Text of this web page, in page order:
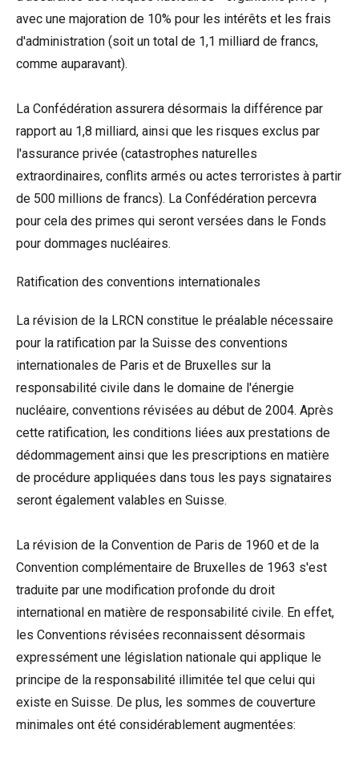
avec une majoration de 10% pour les intérêts et les frais
d'administration (soit un total de 1,1 milliard de francs,
comme auparavant).
La Confédération assurera désormais la différence par
rapport au 1,8 milliard, ainsi que les risques exclus par
l'assurance privée (catastrophes naturelles
extraordinaires, conflits armés ou actes terroristes à partir
de 500 millions de francs). La Confédération percevra
pour cela des primes qui seront versées dans le Fonds
pour dommages nucléaires.
Ratification des conventions internationales
La révision de la LRCN constitue le préalable nécessaire
pour la ratification par la Suisse des conventions
internationales de Paris et de Bruxelles sur la
responsabilité civile dans le domaine de l'énergie
nucléaire, conventions révisées au début de 2004. Après
cette ratification, les conditions liées aux prestations de
dédommagement ainsi que les prescriptions en matière
de procédure appliquées dans tous les pays signataires
seront également valables en Suisse.
La révision de la Convention de Paris de 1960 et de la
Convention complémentaire de Bruxelles de 1963 s'est
traduite par une modification profonde du droit
international en matière de responsabilité civile. En effet,
les Conventions révisées reconnaissent désormais
expressément une législation nationale qui applique le
principe de la responsabilité illimitée tel que celui qui
existe en Suisse. De plus, les sommes de couverture
minimales ont été considérablement augmentées: